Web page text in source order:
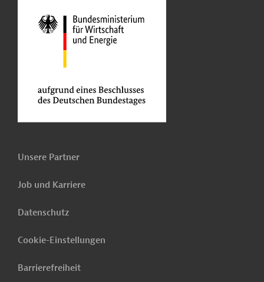
Unsere Partner
Job und Karriere
Datenschutz
Cookie-Einstellungen
Barrierefreiheit